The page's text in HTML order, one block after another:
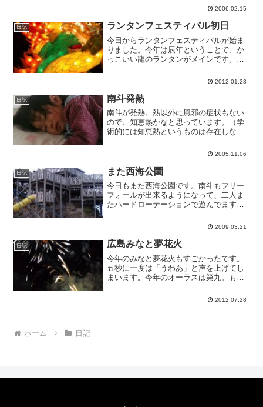
ね。二日間で千円オーバーと、全く実用
よか...
2006.02.15
日記 ランタンフェスティバル初日
今日からランタンフェスティバルが始ま
りました。今年は辰年ということで、か
っこいい龍のランタンがメインです。バ
議な顔して見てました。初日でもこの時
間は人が少なくて見やすいです。
2012.01.23
日記 南斗発熱
南斗が発熱。熱以外に風邪の症状もない
ので、知恵熱かなと思っています。（学
術的には知恵熱というものは存在しない
います。こんな日にはだいたい妻が南斗
なのですが、南斗は昨日か...
2005.11.06
日記 また西海公園
今日もまた西海公園です。南斗もフリー
フォールが出来るようになって、二人ま
たハードローテーションで遊んでます。
強いですが、寒くはないです。もう三寒
2009.03.21
日記 広島みなと夢花火
今年のみなと夢花火もすごかったです。
五秒に一度は「うわあ」と声を上げてし
まいます。今年のオーラスは第九。もう
凄まじい花火の応酬で、鳥肌が立ちまし
2012.07.28
ホーム 日記